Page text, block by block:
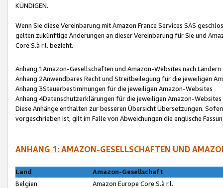
KÜNDIGEN.
Wenn Sie diese Vereinbarung mit Amazon France Services SAS
gelten zukünftige Änderungen an dieser Vereinbarung für Sie und
Core S.à r.l. bezieht.
Anhang 1Amazon-Gesellschaften und Amazon-Websites nach Ländern
Anhang 2Anwendbares Recht und Streitbeilegung für die jeweiligen
Anhang 3Steuerbestimmungen für die jeweiligen Amazon-Websites
Anhang 4Datenschutzerklärungen für die jeweiligen Amazon-Websites
Diese Anhänge enthalten zur besseren Übersicht Übersetzungen.
vorgeschrieben ist, gilt im Falle von Abweichungen die englische
ANHANG 1: AMAZON-GESELLSCHAFTEN UND
Land
Amazon-Gesellschaft
Belgien
Amazon Europe Core S.à r.l.